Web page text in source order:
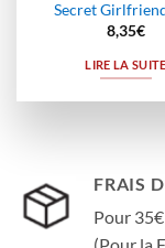
Secret
8,35€
LIRE LA SUITE
FRAIS
Pour